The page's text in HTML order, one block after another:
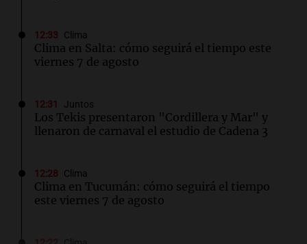
12:33 Clima
Clima en Salta: cómo seguirá el tiempo este
viernes 7 de agosto
12:31 Juntos
Los Tekis presentaron "Cordillera y Mar" y
llenaron de carnaval el estudio de Cadena 3
12:28 Clima
Clima en Tucumán: cómo seguirá el tiempo
este viernes 7 de agosto